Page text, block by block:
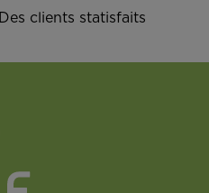
Des clients statisfaits